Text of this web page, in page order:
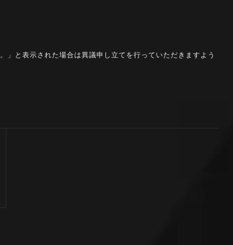
と表示された場合は異議申し立てを行っていただきますよう